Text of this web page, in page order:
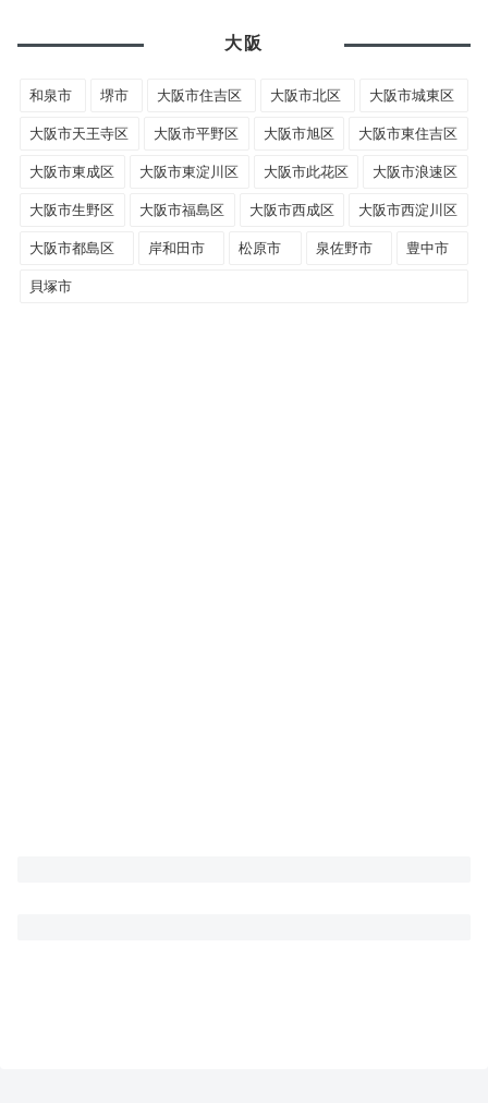
大阪
和泉市 堺市 大阪市住吉区 大阪市北区 大阪市城東区
大阪市天王寺区 大阪市平野区 大阪市旭区 大阪市東住吉区
大阪市東成区 大阪市東淀川区 大阪市此花区 大阪市浪速区
大阪市生野区 大阪市福島区 大阪市西成区 大阪市西淀川区
大阪市都島区 岸和田市 松原市 泉佐野市 豊中市
貝塚市